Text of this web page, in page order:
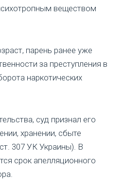
веществом
парень ранее уже
за преступления в
наркотических
суд признал его
хранении, сбыте
307 УК Украины). В
срок апелляционного